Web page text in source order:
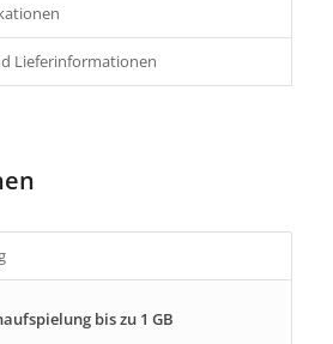
Lieferinformationen
bis zu 1 GB